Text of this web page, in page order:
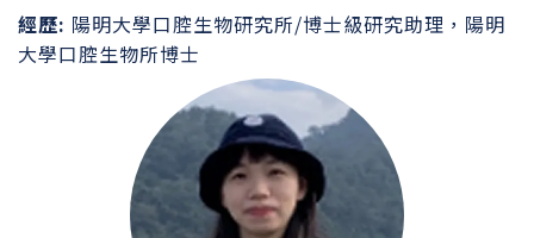
經歷: 陽明大學口腔生物研究所/博士級研究助理，陽明
大學口腔生物所博士